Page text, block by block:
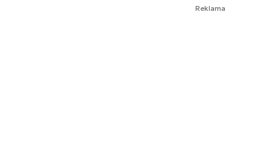
Reklama